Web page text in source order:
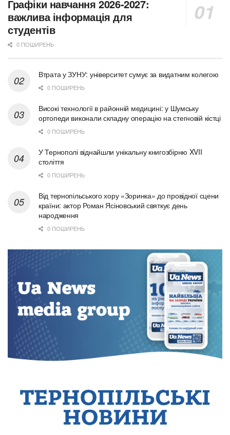
Графіки навчання 2026-2027:
важлива інформація для
студентів
0 ПОШИРЕНЬ
Втрата у ЗУНУ: університет сумує за видатним колегою
0 ПОШИРЕНЬ
Високі технології в районній медицині: у Шумську
ортопеди виконали складну операцію на стегновій кістці
0 ПОШИРЕНЬ
У Тернополі віднайшли унікальну книгозбірню XVII
століття
0 ПОШИРЕНЬ
Від тернопільського хору «Зоринка» до провідної сцени
країни: актор Роман Ясіновський святкує день
народження
0 ПОШИРЕНЬ